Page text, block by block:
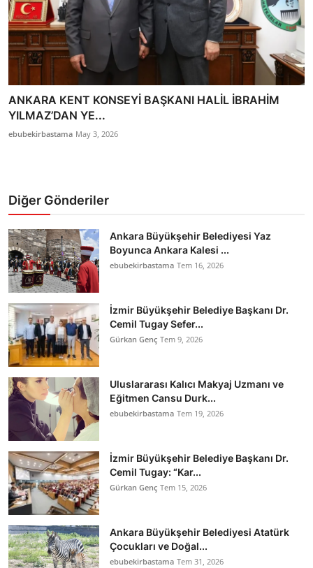
ANKARA KENT KONSEYİ BAŞKANI HALİL İBRAHİM
YILMAZ’DAN YE...
ebubekirbastama May 3, 2026
Diğer Gönderiler
Ankara Büyükşehir Belediyesi Yaz
Boyunca Ankara Kalesi ...
ebubekirbastama Tem 16, 2026
İzmir Büyükşehir Belediye Başkanı Dr.
Cemil Tugay Sefer...
Gürkan Genç Tem 9, 2026
Uluslararası Kalıcı Makyaj Uzmanı ve
Eğitmen Cansu Durk...
ebubekirbastama Tem 19, 2026
İzmir Büyükşehir Belediye Başkanı Dr.
Cemil Tugay: “Kar...
Gürkan Genç Tem 15, 2026
Ankara Büyükşehir Belediyesi Atatürk
Çocukları ve Doğal...
ebubekirbastama Tem 31, 2026